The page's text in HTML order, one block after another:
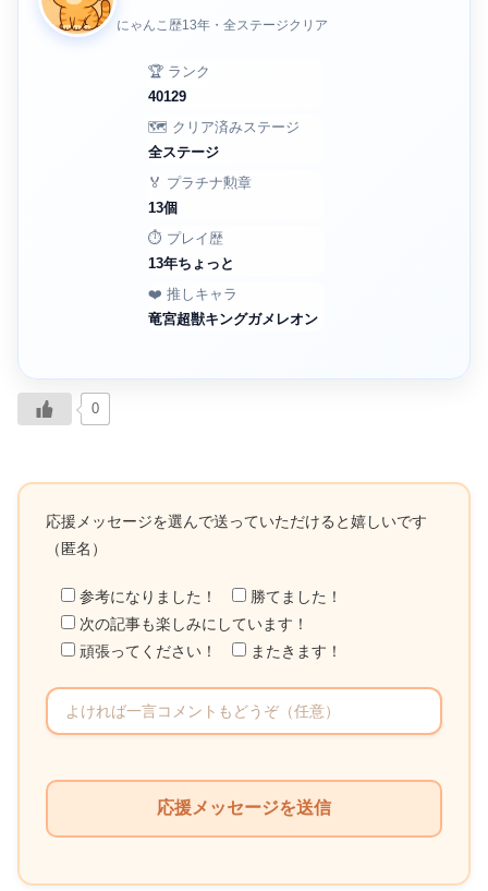
にゃんこ歴13年・全ステージクリア
🏆 ランク
40129
🗺️ クリア済みステージ
全ステージ
🏅 プラチナ勲章
13個
⏱️ プレイ歴
13年ちょっと
❤️ 推しキャラ
竜宮超獣キングガメレオン
0
応援メッセージを選んで送っていただけると嬉しいです
（匿名）
参考になりました！
勝てました！
次の記事も楽しみにしています！
頑張ってください！
またきます！
フ
ー